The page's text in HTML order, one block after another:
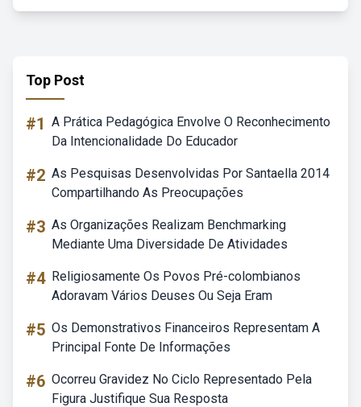
Top Post
#1 A Prática Pedagógica Envolve O Reconhecimento
Da Intencionalidade Do Educador
#2 As Pesquisas Desenvolvidas Por Santaella 2014
Compartilhando As Preocupações
#3 As Organizações Realizam Benchmarking
Mediante Uma Diversidade De Atividades
#4 Religiosamente Os Povos Pré-colombianos
Adoravam Vários Deuses Ou Seja Eram
#5 Os Demonstrativos Financeiros Representam A
Principal Fonte De Informações
#6 Ocorreu Gravidez No Ciclo Representado Pela
Figura Justifique Sua Resposta